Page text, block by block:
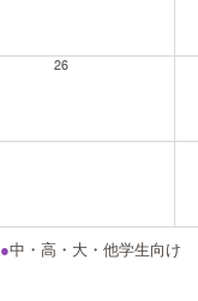
26
●中・高・大・他学生向け